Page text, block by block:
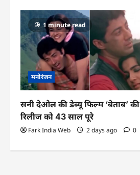
a
v
i
a
t
i
o
1 minute read
मनोरंजन
सनी देओल की डेब्यू फिल्म ‘बेताब’ की
रिलीज को 43 साल पूरे
Fark India Web 2 days ago 0